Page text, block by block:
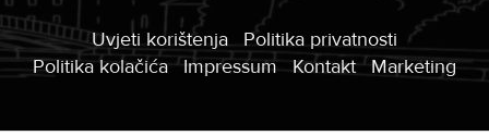
Uvjeti korištenja
Politika privatnosti
Politika kolačića
Impressum Kontakt Marketing